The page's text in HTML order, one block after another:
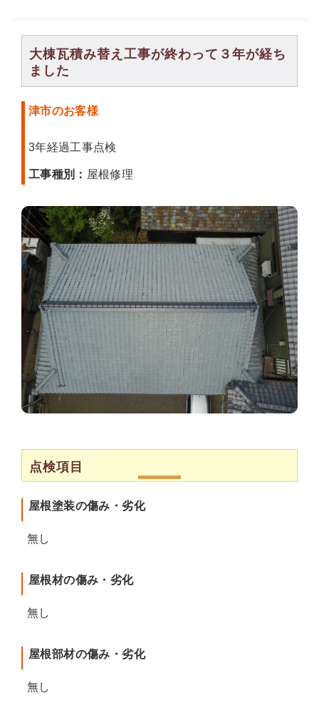
大棟瓦積み替え工事が終わって３年が経ち
ました
津市のお客様
3年経過工事点検
工事種別： 屋根修理
点検項目
屋根塗装の傷み・劣化
無し
屋根材の傷み・劣化
無し
屋根部材の傷み・劣化
無し